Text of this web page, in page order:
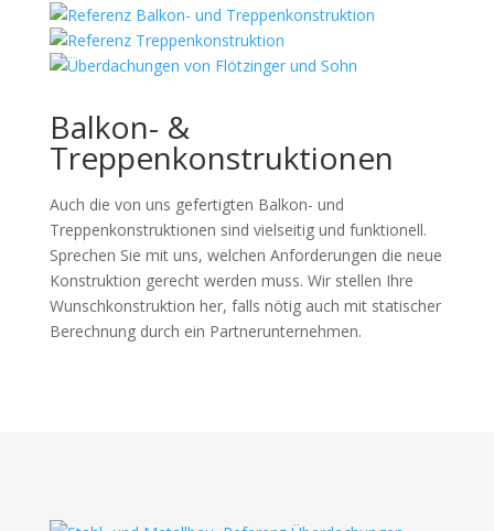
Balkon- &
Treppenkonstruktionen
Auch die von uns gefertigten Balkon- und
Treppenkonstruktionen sind vielseitig und funktionell.
Sprechen Sie mit uns, welchen Anforderungen die neue
Konstruktion gerecht werden muss. Wir stellen Ihre
Wunschkonstruktion her, falls nötig auch mit statischer
Berechnung durch ein Partnerunternehmen.